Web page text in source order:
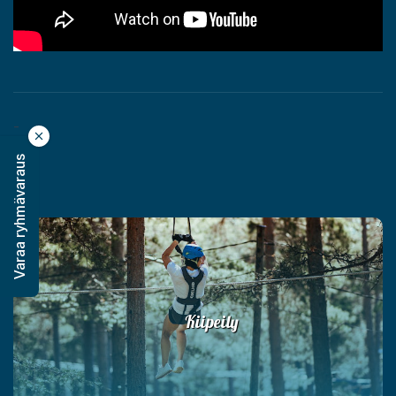
Varaa ryhmävaraus
-
Kiipeily